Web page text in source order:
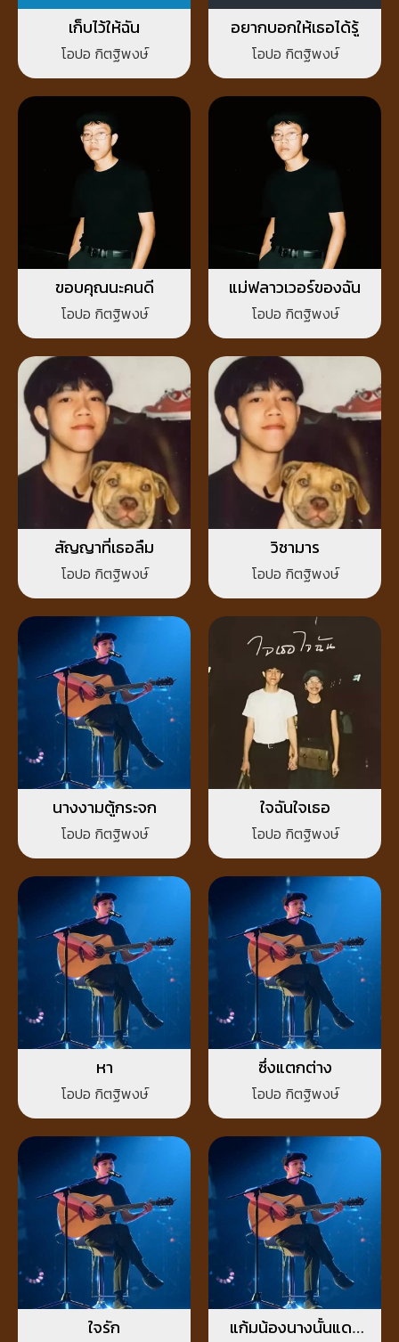
เก็บไว้ให้ฉัน
โอปอ กิตฐิพงษ์
อยากบอกให้เธอได้รู้
โอปอ กิตฐิพงษ์
ขอบคุณนะคนดี
โอปอ กิตฐิพงษ์
แม่ฟลาวเวอร์ของฉัน
โอปอ กิตฐิพงษ์
สัญญาที่เธอลืม
โอปอ กิตฐิพงษ์
วิชามาร
โอปอ กิตฐิพงษ์
นางงามตู้กระจก
โอปอ กิตฐิพงษ์
ใจฉันใจเธอ
โอปอ กิตฐิพงษ์
หา
โอปอ กิตฐิพงษ์
ซึ่งแตกต่าง
โอปอ กิตฐิพงษ์
ใจรัก
แก้มน้องนางนั้นแดง